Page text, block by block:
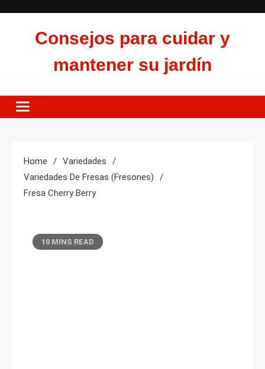
Consejos para cuidar y
mantener su jardín
Home
Variedades
Variedades De Fresas (fresones)
Fresa Cherry Berry
10 MINS READ